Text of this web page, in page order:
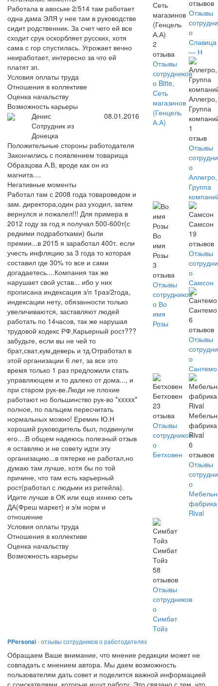
Работала в авоське 2/514 там работает
одна дама ЭЛЯ у нее там в руководстве
сидит родственник. За счет чего ей все
сходит срук оскорбляет русских, хотя
сама с гор спустилась. Угрожает вечно
неиработает, интересно за что ей
платят зп.
Условия оплаты труда
Отношения в коллективе
Оценка начальству
Возможность карьеры
Денис
Сотрудник из
Донецка
08.01.2016
Положительные стороны работодателя
Закончились с появлением товарища
Образцова А.В, вроде как он из
магнита....
Негативные моменты
Работал там с 2008 года товароведом и
зам. директора,один раз уходил, затем
вернулся и пожалел!!! Для примера в
2012 году за год я получал 500-600т(с
редкими подработками) были
премии...в 2015 я заработал 400т. если
учесть инфляцию за 3 года то которая
составил где 30% то все и сами
догадаетесь....Компания так же
нарушает свой устав... ибо у них
прописана индексация з/п 1раз/2года,
индексации нету, обязанности только
увеличиваются, заставляют людей
работать по 14часов, так же нарушая
трудовой кодекс РФ,Карьерный рост???
забудьте, если вы не чей то
брат,сват,кум,деверь и тд.Отработал в
этой организации 6 лет, за все это
время только 1 раз предложили стать
управляющем и то далеко от дома..., и
при старом рук-ве.Люди не плохие
работают но большинство рук-во *xxxxx*
полное, по пальцем пересчитать
нормальных можно! Еремин Ю.Н
хороший руководитель был, подвинули
его....В общем надеюсь полезный отзыв
я оставляю и не совету идти эту
организацию...в пятерке не работал,но
думаю там лучше, хотя бы по той
причине, что там есть карьерный
рост(работал с людьми из ритейла).
Идите лучше в ОК или еще ихнею сеть
ДА(Фреш маркет) и з/м норм и
отношение
Условия оплаты труда
Отношения в коллективе
Оценка начальству
Возможность карьеры
Сеть
магазинов
(Генцель
А.А)
2
отзыва
Отзывы
сотрудников
о Bitte,
Сеть
магазинов
(Генцель
А.А)
отзывов
Отзывы
о
Славица
— Н
Аллегро,
Группа
1
отзыв
Отзывы
о
Аллегро,
Группа
Во
имя
Розы
3
отзыва
Отзывы
сотрудников
о Во
имя
Розы
Самсон
19
отзывов
Отзывы
о
Самсон
Сантемо
6
отзывов
Отзывы
о
Сантемо
Бетховен
23
отзыва
Отзывы
сотрудников
о
Бетховен
фабрика
Rival
6
отзывов
Отзывы
о
фабрика
Rival
Симбат
Тойз
58
отзывов
Отзывы
сотрудников
о
Симбат
Тойз
PPersonal- отзывы сотрудников о работодателях
Обращаем Ваше внимание, что мнение редакции может не
совпадать с мнением автора. Мы даем возможность
пользователям дать совет и поделится важной информацией
с соискателями, которые ищут работу. Это связано с тем, что